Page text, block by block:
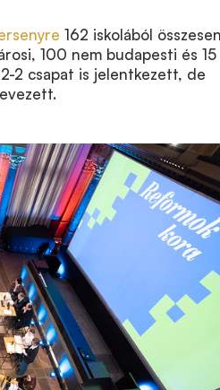
162 iskolából összesen
100 nem budapesti és 15
2 csapat is jelentkezett, de